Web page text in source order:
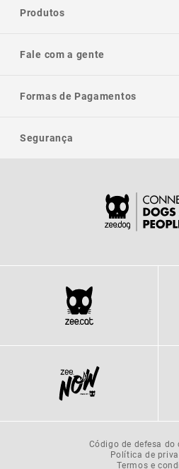
Produtos
Fale com a gente
Formas de Pagamentos
Segurança
Código de defesa
Política de
Termos e